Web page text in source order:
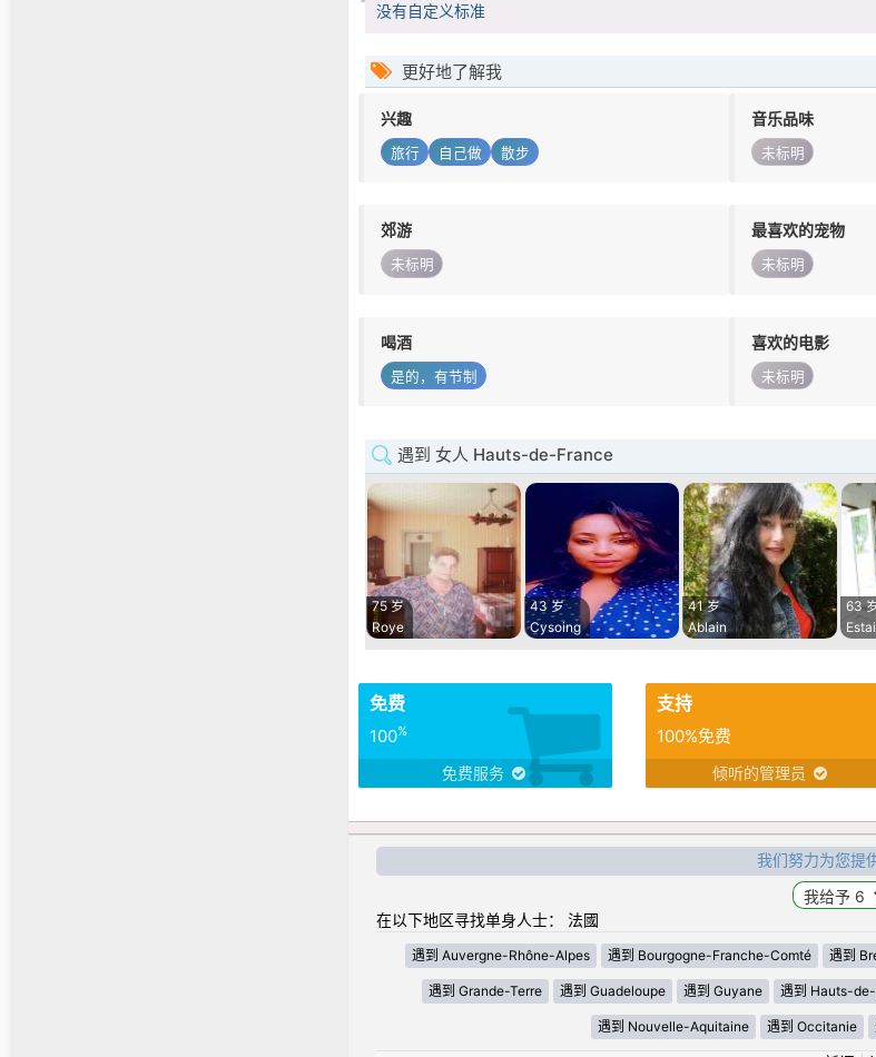
没有自定义标准
更好地了解我
兴趣
旅行 自己做 散步
音乐品味
未标明
郊游
未标明
最喜欢的宠物
未标明
喝酒
是的，有节制
喜欢的电影
未标明
遇到 女人 Hauts-de-France
75 岁
Roye
43 岁
Cysoing
41 岁
Ablain
63
免费
100%
免费服务
支持
100%免费
倾听的管理员
我们努力为您提
在以下地区寻找单身人士： 法國
遇到 Auvergne-Rhône-Alpes 遇到 Bourgogne-Franche-Comté 遇到
遇到 Grande-Terre 遇到 Guadeloupe 遇到 Guyane 遇到 Hauts-
遇到 Nouvelle-Aquitaine 遇到 Occitanie